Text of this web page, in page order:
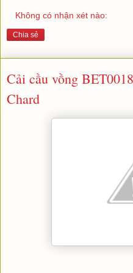
Không có nhận xét nào:
Chia sẻ
Cải cầu vồng
Chard